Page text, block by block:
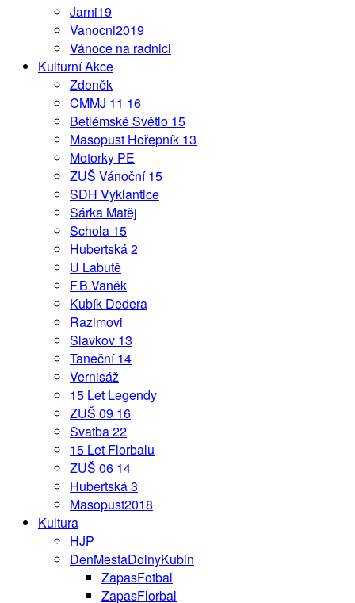
Jarni19
Vanocni2019
Vánoce na radnici
Kulturní Akce
Zdeněk
CMMJ 11 16
Betlémské Světlo 15
Masopust Hořepník 13
Motorky PE
ZUŠ Vánoční 15
SDH Vyklantice
Sárka Matěj
Schola 15
Hubertská 2
U Labutě
F.B.Vaněk
Kubík Dedera
Razimovi
Slavkov 13
Taneční 14
Vernisáž
15 Let Legendy
ZUŠ 09 16
Svatba 22
15 Let Florbalu
ZUŠ 06 14
Hubertská 3
Masopust2018
Kultura
HJP
DenMestaDolnyKubin
ZapasFotbal
ZapasFlorbal